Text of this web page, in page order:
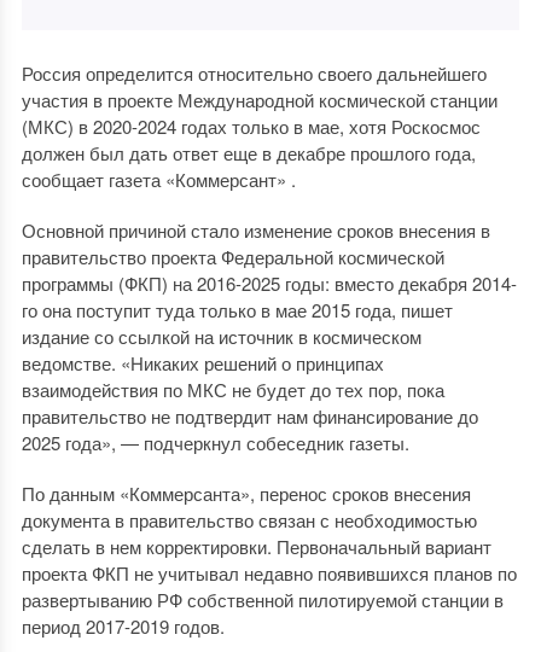
Россия определится относительно своего дальнейшего
участия в проекте Международной космической станции
(МКС) в 2020-2024 годах только в мае, хотя Роскосмос
должен был дать ответ еще в декабре прошлого года,
сообщает газета «Коммерсант» .
Основной причиной стало изменение сроков внесения в
правительство проекта Федеральной космической
программы (ФКП) на 2016-2025 годы: вместо декабря 2014-
го она поступит туда только в мае 2015 года, пишет
издание со ссылкой на источник в космическом
ведомстве. «Никаких решений о принципах
взаимодействия по МКС не будет до тех пор, пока
правительство не подтвердит нам финансирование до
2025 года», — подчеркнул собеседник газеты.
По данным «Коммерсанта», перенос сроков внесения
документа в правительство связан с необходимостью
сделать в нем корректировки. Первоначальный вариант
проекта ФКП не учитывал недавно появившихся планов по
развертыванию РФ собственной пилотируемой станции в
период 2017-2019 годов.